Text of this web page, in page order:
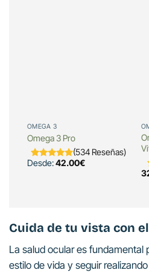
OMEGA 3
Omega 3 Pro
(534 Reseñas)
Desde:42.00€
Cuida de tu vista con
La salud ocular es fundamental
estilo de vida y seguir